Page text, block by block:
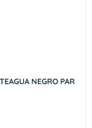
NEGRO PAR